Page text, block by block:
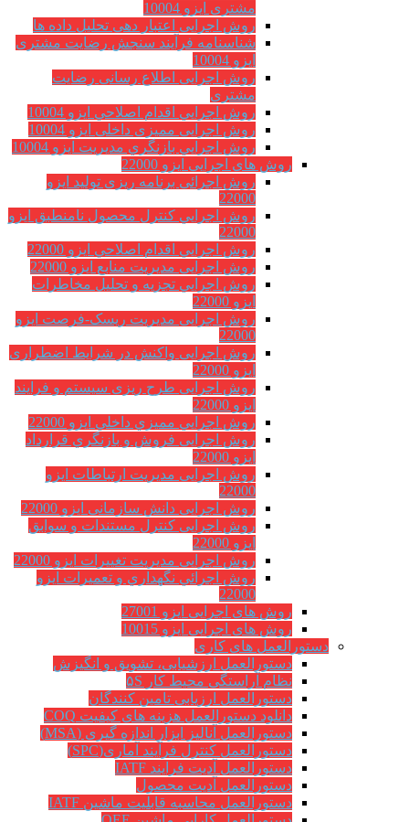
روش اجرایی اعتبار دهی تحلیل داده ها
شناسنامه فرآیند سنجش رضایت مشتری
روش اجرایی اطلاع رسانی رضایت
روش اجرايي اقدام اصلاحي ایزو 10004
روش اجرایی ممیزی داخلی ایزو 10004
روش اجرايي بازنگري مديريت ایزو 10004
روش های اجرایی ایزو 22000
روش اجرائی برنامه ريزی توليد ایزو
روش اجرايي كنترل محصول نامنطبق ایزو
روش اجرايي اقدام اصلاحي ایزو 22000
روش اجرایی مدیریت منابع ایزو 22000
روش اجرايي تجزیه و تحلیل مخاطرات
روش اجرایی مدیریت ریسک-فرصت ایزو
روش اجرایی واکنش در شرایط اضطراری
روش اجرایی طرح ریزی سیستم و فرایند
روش اجرايي مميزي داخلي ایزو 22000
روش اجرایی فروش و بازنگري قرارداد
روش اجرایی مدیریت ارتباطات ایزو
روش اجرایی دانش سازمانی ایزو 22000
روش اجرایی کنترل مستندات و سوابق
روش اجرایی مدیریت تغییرات ایزو 22000
روش اجرائي نگهداري و تعميرات ایزو
روش های اجرایی ایزو 27001
روش های اجرایی ایزو 10015
های کاری
دستورالعمل ارزشیابی، تشویق و انگیزش
نظام آراستگی محیط کار ۵S
دستورالعمل ارزیابی تامین کنندگان
دانلود دستورالعمل هزینه های کیفیت COQ
دستورالعمل آنالیز ابزار اندازه گیری (MSA)
دستورالعمل کنترل فرآیند آماری(SPC)
دستورالعمل آدیت فرایند IATF
دستورالعمل آدیت محصول
دستورالعمل محاسبه قابلیت ماشین IATF